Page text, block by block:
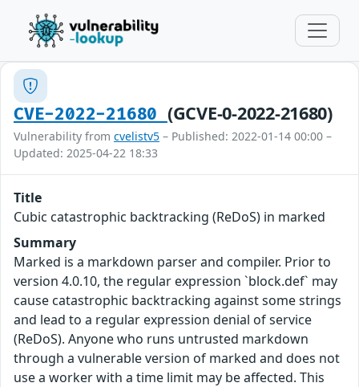
CVE-2022-21680 (GCVE-0-2022-21680)
Vulnerability from cvelistv5 – Published: 2022-01-14 00:00 –
Updated: 2025-04-22 18:33
Title
Cubic catastrophic backtracking (ReDoS) in marked
Summary
Marked is a markdown parser and compiler. Prior to
version 4.0.10, the regular expression `block.def` may
cause catastrophic backtracking against some strings
and lead to a regular expression denial of service
(ReDoS). Anyone who runs untrusted markdown
through a vulnerable version of marked and does not
use a worker with a time limit may be affected. This